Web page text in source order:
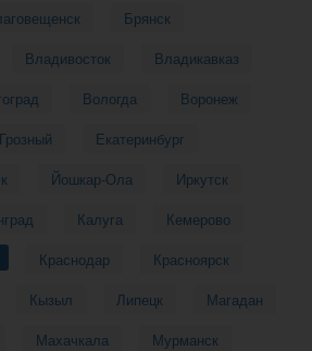
Брянск
Владивосток
Владикавказ
Вологда
Воронеж
Грозный
Екатеринбург
Йошкар-Ола
Иркутск
Калуга
Кемерово
Краснодар
Красноярск
Кызыл Липецк
Магадан
Махачкала
Мурманск